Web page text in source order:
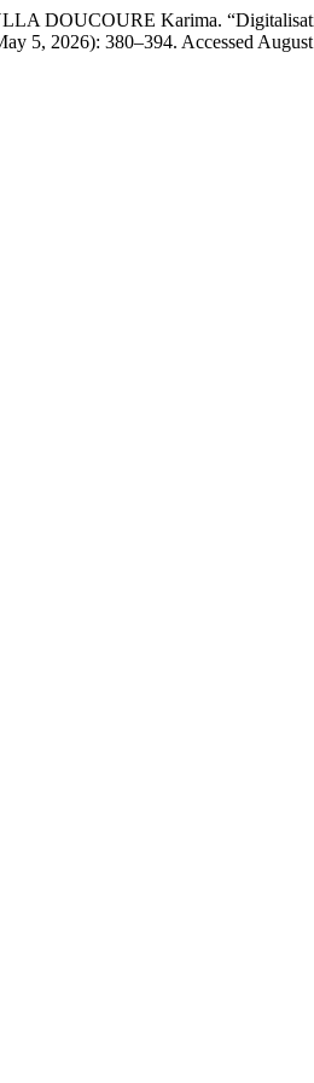
DOUCOURE Karima.
5, 2026): 380–394. Accessed